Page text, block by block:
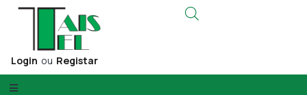
Login ou Registar